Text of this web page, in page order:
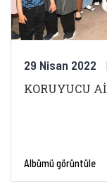
29 Nisan 2022
KORUYUCU
Albümü görüntüle